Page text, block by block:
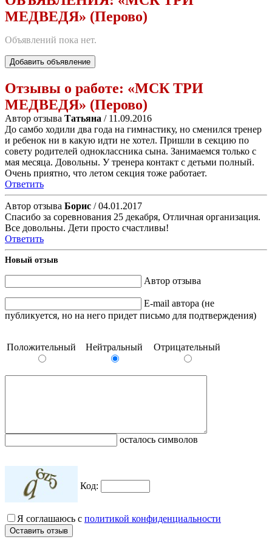
МЕДВЕДЯ» (Перово)
Объявлений пока нет.
Добавить объявление
Отзывы о работе: «МСК ТРИ
МЕДВЕДЯ» (Перово)
Автор отзыва Татьяна / 11.09.2016
До самбо ходили два года на гимнастику, но сменился тренер
и ребенок ни в какую идти не хотел. Пришли в секцию по
совету родителей одноклассника сына. Занимаемся только с
мая месяца. Довольны. У тренера контакт с детьми полный.
Очень приятно, что летом секция тоже работает.
Ответить
Автор отзыва Борис / 04.01.2017
Спасибо за соревнования 25 декабря, Отличная организация.
Все довольны. Дети просто счастливы!
Ответить
Новый отзыв
Автор отзыва
E-mail автора (не
публикуется, но на него придет письмо для подтверждения)
Положительный Нейтральный Отрицательный
осталось символов
Код:
Я соглашаюсь с политикой конфиденциальности